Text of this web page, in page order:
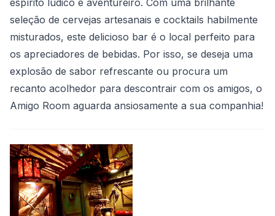
espírito lúdico e aventureiro. Com uma brilhante
seleção de cervejas artesanais e cocktails habilmente
misturados, este delicioso bar é o local perfeito para
os apreciadores de bebidas. Por isso, se deseja uma
explosão de sabor refrescante ou procura um
recanto acolhedor para descontrair com os amigos, o
Amigo Room aguarda ansiosamente a sua companhia!